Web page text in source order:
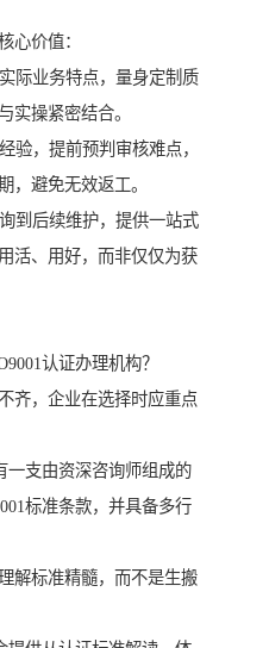
心价值：
际业务特点，量身定制质
实操紧密结合。
验，提前预判审核难点，
，避免无效返工。
到后续维护，提供一站式
活、用好，而非仅仅为获
认证办理机构？
齐，企业在选择时应重点
一支由资深咨询师组成的
标准条款，并具备多行
解标准精髓，而不是生搬